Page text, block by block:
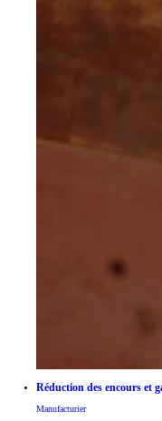
Réduction des encours et
Manufacturier